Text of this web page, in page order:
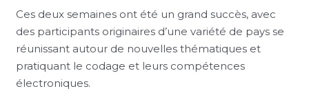
Ces deux semaines ont été un grand succès, avec
des participants originaires d’une variété de pays se
réunissant autour de nouvelles thématiques et
pratiquant le codage et leurs compétences
électroniques.